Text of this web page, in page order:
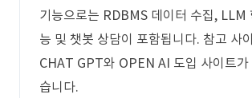
기능으로는 RDBMS 데이터 수집, LLM
능 및 챗봇 상담이 포함됩니다. 참고 사
CHAT GPT와 OPEN AI 도입 사이트가
습니다.